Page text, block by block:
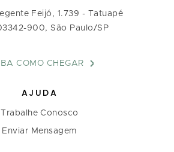
Feijó, 1.739 - Tatuapé
900, São Paulo/SP
COMO CHEGAR
AJUDA
Trabalhe Conosco
Enviar Mensagem